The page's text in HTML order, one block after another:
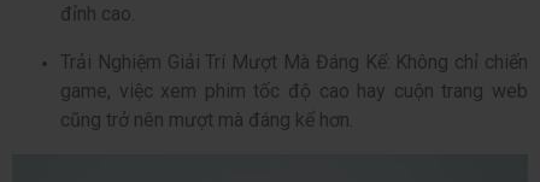
đỉnh cao.
Trải Nghiệm Giải Trí Mượt Mà Đáng Kể: Không chỉ chiến
game, việc xem phim tốc độ cao hay cuộn trang web
cũng trở nên mượt mà đáng kể hơn.